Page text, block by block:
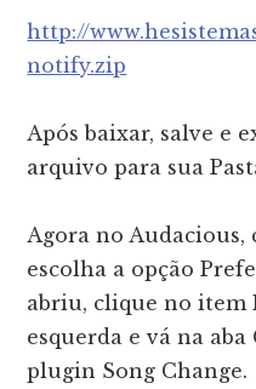
http://
notify.zip
Após baixar, salve e
arquivo para sua
Agora no
escolha a opção
abriu, clique no item
esquerda e vá na
plugin Song Change.